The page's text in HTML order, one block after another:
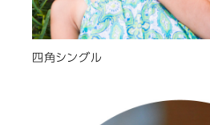
四角シングル